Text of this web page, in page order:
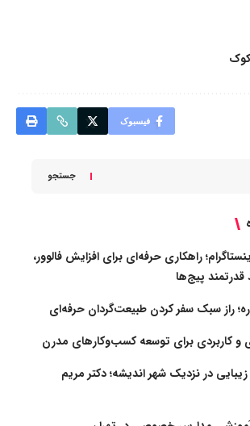
فیسبوک
جستجو
راهکاری حرفه‌ای برای افزایش فالوور،
پیج‌ها
راز سبک سفر کردن طبیعت‌گردان حرفه‌ای
و کاربردی برای توسعه کسب‌وکارهای مدرن
در نزدیک شهر اندیشه؛ دکتر مریم